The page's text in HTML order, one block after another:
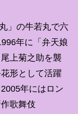
」の牛若丸で六
年に「弁天娘
上菊之助を襲
形として活躍
年にはロン
歌舞伎